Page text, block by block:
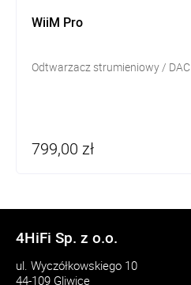
WiiM Pro
Odtwarzacz strumieniowy / DAC
799,00 zł
4HiFi Sp. z o.o.
ul. Wyczółkowskiego 10
44-109 Gliwice